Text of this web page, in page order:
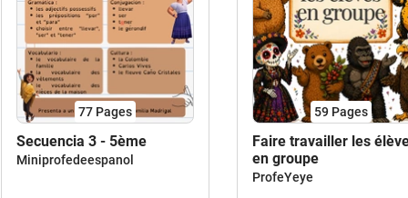
77 Pages
Secuencia 3 - 5ème
Miniprofedeespanol
59 Pages
Faire travailler les
en groupe
ProfeYeye